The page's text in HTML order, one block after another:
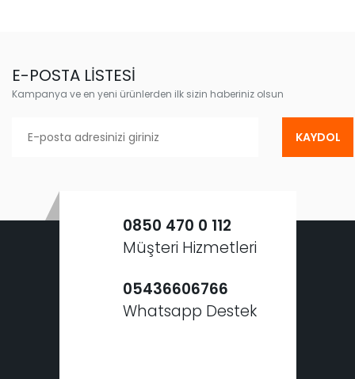
E-POSTA LİSTESİ
Kampanya ve en yeni ürünlerden ilk sizin haberiniz olsun
KAYDOL
0850 470 0 112
Müşteri Hizmetleri
05436606766
Whatsapp Destek